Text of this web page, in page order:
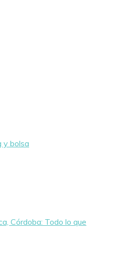
y bolsa
Córdoba: Todo lo que